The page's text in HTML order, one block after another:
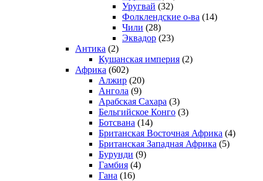
Уругвай (32)
Фолклендские о-ва (14)
Чили (28)
Эквадор (23)
Антика (2)
Кушанская империя (2)
Африка (602)
Алжир (20)
Ангола (9)
Арабская Сахара (3)
Бельгийское Конго (3)
Ботсвана (14)
Британская Восточная Африка (4)
Британская Западная Африка (5)
Бурунди (9)
Гамбия (4)
Гана (16)